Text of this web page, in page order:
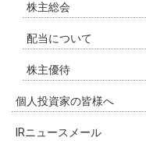
株主総会
配当について
株主優待
個人投資家の皆様へ
IRニュースメール